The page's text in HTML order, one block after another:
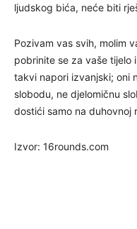
ljudskog bića, neće biti
Pozivam vas svih, molim
pobrinite se za vaše tijelo
takvi napori izvanjski; oni
slobodu, ne djelomičnu
dostići samo na duhovnoj
Izvor: 16rounds.com